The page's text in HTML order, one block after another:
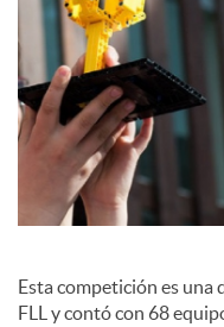
a
l
Esta competición es una
FLL y contó con 68